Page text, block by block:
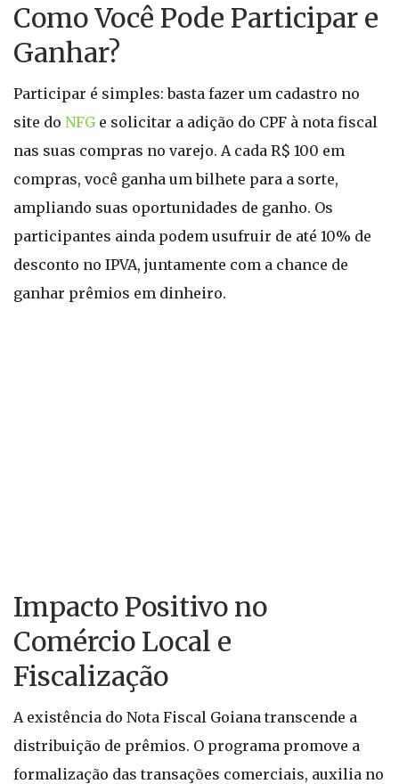
Como Você Pode Participar e
Ganhar?
Participar é simples: basta fazer um cadastro no
site do NFG e solicitar a adição do CPF à nota fiscal
nas suas compras no varejo. A cada R$ 100 em
compras, você ganha um bilhete para a sorte,
ampliando suas oportunidades de ganho. Os
participantes ainda podem usufruir de até 10% de
desconto no IPVA, juntamente com a chance de
ganhar prêmios em dinheiro.
Impacto Positivo no
Comércio Local e
Fiscalização
A existência do Nota Fiscal Goiana transcende a
distribuição de prêmios. O programa promove a
formalização das transações comerciais, auxilia no